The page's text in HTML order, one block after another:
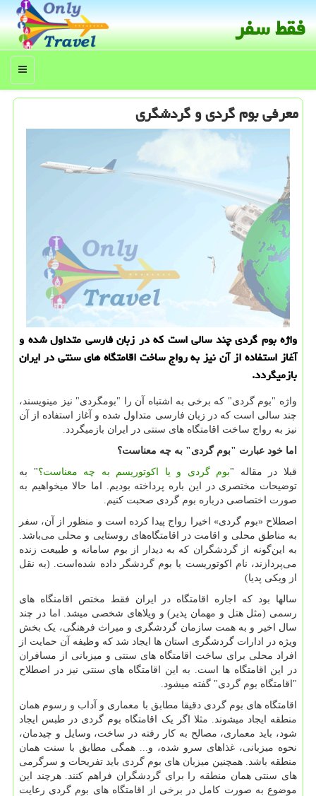
فقط سفر
منو
معرفی بوم گردی و گردشگری
واژه بوم گردی چند سالی است كه در زبان فارسی متداول شده و
آغاز استفاده از آن نیز به رواج ساخت اقامتگاه های سنتی در ایران
بازمیگردد.
واژه "بوم گردی" که برخی به اشتباه آن را "بومگردی" نیز مینویسند،
چند سالی است که در زبان فارسی متداول شده و آغاز استفاده از آن
نیز به رواج ساخت اقامتگاه های سنتی در ایران بازمیگردد.
اما خود عبارت "بوم گردی" به چه معناست؟
قبلا در مقاله "بوم گردی و یا اکوتوریسم به چه معناست؟" به
توضیحات مختصری در این باره پرداخته بودیم. اما حالا میخواهیم به
صورت اختصاصی درباره بوم گردی صحبت کنیم.
اصطلاح «بوم گردی» اخیرا رواج پیدا کرده است و منظور از آن، سفر
به مناطق محلی و اقامت در اقامتگاههای روستایی و محلی میباشد.
به اینگونه از گردشگران که به دیدار از بوم سامانه و طبیعت زنده
میپردازند، نام اکوتوریست یا بوم گردشگر داده شدهاست. (به نقل
از ویکی پدیا)
سالها بود که اجاره اقامتگاه در ایران فقط مختص اقامنگاه های
رسمی (مثل هتل و مهمان پذیر) و ویلاهای شخصی میشد. اما در چند
سال اخیر و به همت سازمان گردشگری و میراث فرهنگی، یک بخش
ویژه در ادارات گردشگری استان ها ایجاد شد که وظیفه آن حمایت از
افراد محلی برای ساخت اقامتگاه های سنتی و میزبانی از مسافران
در این اقامتگاه ها است. به این اقامتگاه های سنتی نیز در اصطلاح
"اقامتگاه بوم گردی" گفته میشود.
اقامتگاه های بوم گردی دقیقا مطابق با معماری و آداب و رسوم همان
منطقه ایجاد میشوند. مثلا اگر یک اقامتگاه بوم گردی در طبس ایجاد
شود، باید معماری، مصالح به کار رفته در ساخت، وسایل و چیدمان،
نحوه میزبانی، غذاهای سرو شده، و... همگی مطابق با سنت همان
منطقه باشد. همچنین میزبان های بوم گردی باید تفریحات و سرگرمی
های سنتی همان منطقه را برای گردشگران فراهم کنند. هرچند این
موضوع به صورت کامل در برخی از اقامتگاه های بوم گردی رعایت